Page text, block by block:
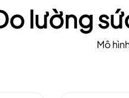
lường
Mô